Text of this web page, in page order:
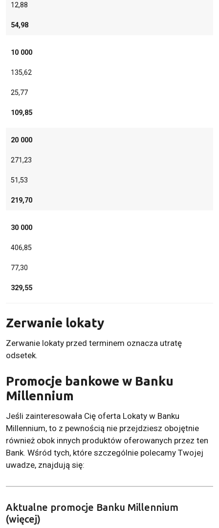
12,88
54,98
10 000
135,62
25,77
109,85
20 000
271,23
51,53
219,70
30 000
406,85
77,30
329,55
Zerwanie lokaty
Zerwanie lokaty przed terminem oznacza utratę
odsetek.
Promocje bankowe w Banku
Millennium
Jeśli zainteresowała Cię oferta Lokaty w Banku
Millennium, to z pewnością nie przejdziesz obojętnie
również obok innych produktów oferowanych przez ten
Bank. Wśród tych, które szczególnie polecamy Twojej
uwadze, znajdują się:
Aktualne promocje Banku Millennium
(więcej)